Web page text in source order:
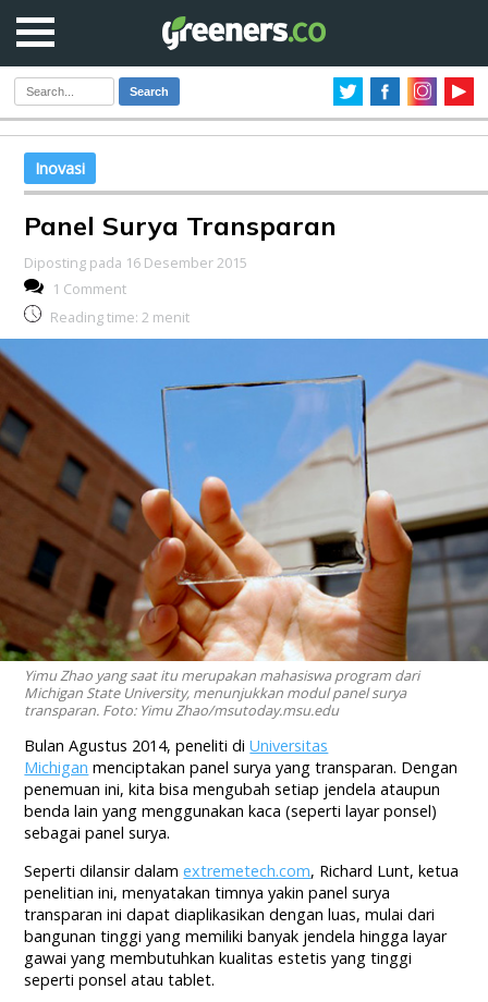
Search
Inovasi
Panel Surya Transparan
Diposting pada 16 Desember 2015
1 Comment
Reading time: 2 menit
Yimu Zhao yang saat itu merupakan mahasiswa program dari
Michigan State University, menunjukkan modul panel surya
transparan. Foto: Yimu Zhao/msutoday.msu.edu
Bulan Agustus 2014, peneliti diUniversitas
Michigan menciptakan panel surya yang transparan. Dengan
penemuan ini, kita bisa mengubah setiap jendela ataupun
benda lain yang menggunakan kaca (seperti layar ponsel)
sebagai panel surya.
Seperti dilansir dalamextremetech.com, Richard Lunt, ketua
penelitian ini, menyatakan timnya yakin panel surya
transparan ini dapat diaplikasikan dengan luas, mulai dari
bangunan tinggi yang memiliki banyak jendela hingga layar
gawai yang membutuhkan kualitas estetis yang tinggi
seperti ponsel atau tablet.